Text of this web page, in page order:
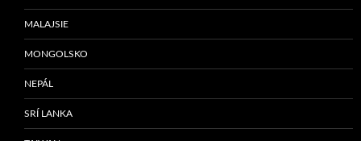
MALAJSIE
MONGOLSKO
NEPÁL
SRÍ LANKA